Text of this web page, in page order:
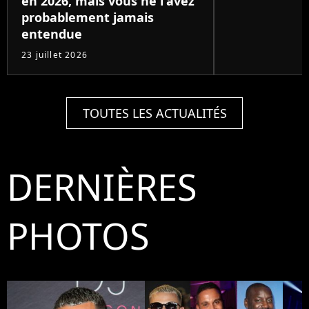
probablement jamais
entendue
23 juillet 2026
TOUTES LES ACTUALITÉS
DERNIÈRES
PHOTOS